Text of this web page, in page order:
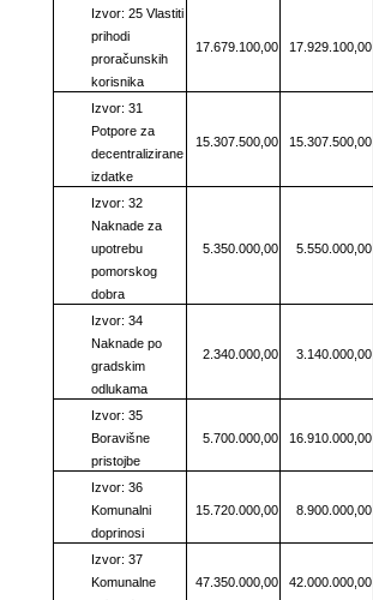
Izvor: 25 Vlastiti
prihodi
proračunskih
korisnika
17.679.100,00 17.929.100,00
Izvor: 31
Potpore za
decentralizirane
izdatke
15.307.500,00 15.307.500,00
Izvor: 32
Naknade za
upotrebu
pomorskog
dobra
5.350.000,00 5.550.000,00
Izvor: 34
Naknade po
gradskim
odlukama
2.340.000,00 3.140.000,00
Izvor: 35
Boravišne
pristojbe
5.700.000,00 16.910.000,00
Izvor: 36
Komunalni
doprinosi
15.720.000,00 8.900.000,00
Izvor: 37
Komunalne
47.350.000,00 42.000.000,00